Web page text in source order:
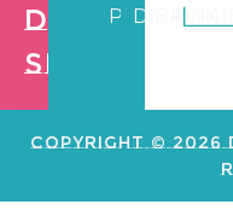
Dermo
Shop
Copyright © 2026